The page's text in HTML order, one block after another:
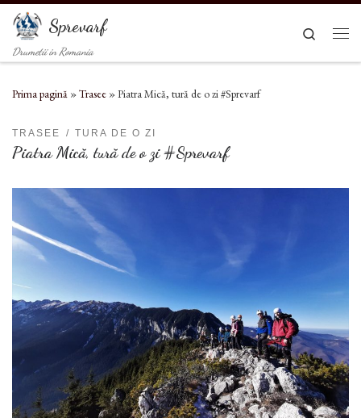
Sari la conținut
Sprevarf
Drumetii in Romania
Search
Prima pagină »Trasee »Piatra Mică, tură de o zi #Sprevarf
TRASEE TURA DE O ZI
Piatra Mică, tură de o zi #Sprevarf